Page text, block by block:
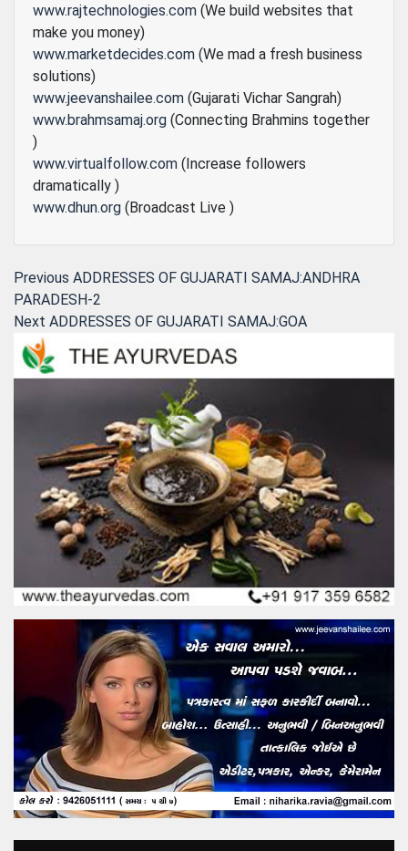
www.rajtechnologies.com (We build websites that
make you money)
www.marketdecides.com (We mad a fresh business
solutions)
www.jeevanshailee.com (Gujarati Vichar Sangrah)
www.brahmsamaj.org (Connecting Brahmins together
)
www.virtualfollow.com (Increase followers
dramatically )
www.dhun.org (Broadcast Live )
Post
navigation
Previous Previous
post:
ADDRESSES OF GUJARATI SAMAJ:ANDHRA
PARADESH-2
Next Next
ADDRESSES OF GUJARATI SAMAJ:GOA